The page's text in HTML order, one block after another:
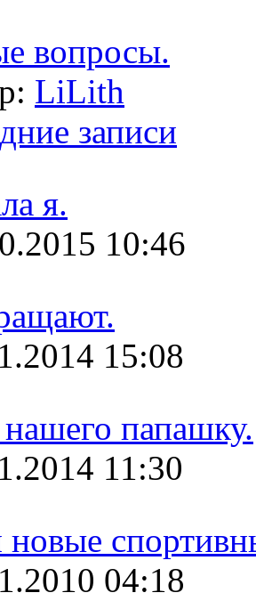
вопросы.
LiLith
записи
я.
10:46
15:08
папашку.
11:30
04:18